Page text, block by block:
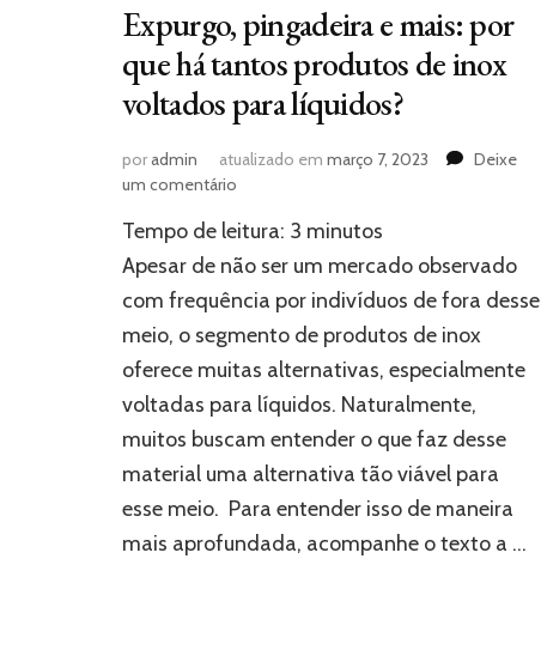
Expurgo, pingadeira e mais: por
que há tantos produtos de inox
voltados para líquidos?
poradmin atualizado em março 7, 2023
Deixe
um comentário
pingadeira
e
por
que
há
tantos
produtos
de
voltados
para
líquidos?
Tempo de leitura: 3 minutos
Apesar de não ser um mercado observado
com frequência por indivíduos de fora desse
meio, o segmento de produtos de inox
oferece muitas alternativas, especialmente
voltadas para líquidos. Naturalmente,
muitos buscam entender o que faz desse
material uma alternativa tão viável para
esse meio. Para entender isso de maneira
mais aprofundada, acompanhe o texto a …